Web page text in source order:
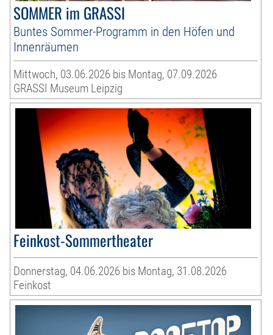
SOMMER im GRASSI
Buntes Sommer-Programm in den Höfen und
Innenräumen
Mittwoch, 03.06.2026 bis Montag, 07.09.2026
GRASSI Museum Leipzig
Feinkost-Sommertheater
Donnerstag, 04.06.2026 bis Montag, 31.08.2026
Feinkost